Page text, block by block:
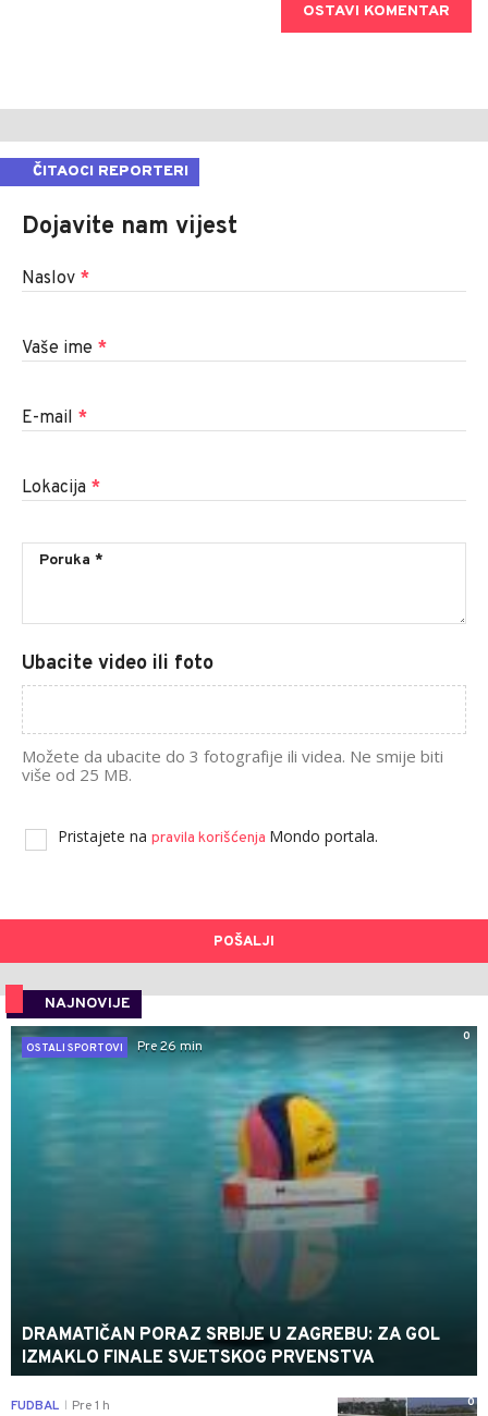
OSTAVI KOMENTAR
ČITAOCI REPORTERI
Dojavite nam vijest
Naslov *
Vaše ime *
E-mail *
Lokacija *
Ubacite video ili foto
Možete da ubacite do 3 fotografije ili videa. Ne smije biti
više od 25 MB.
Pristajete na pravila korišćenja Mondo portala.
POŠALJI
NAJNOVIJE
0
OSTALI SPORTOVI
Pre 26 min
DRAMATIČAN PORAZ SRBIJE U ZAGREBU: ZA GOL
IZMAKLO FINALE SVJETSKOG PRVENSTVA
0
FUDBAL Pre 1 h